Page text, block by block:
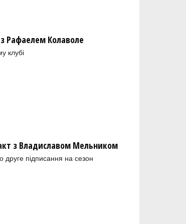
Рафаелем Колаволе
клубі
з Владиславом Мельником
друге підписання на сезон